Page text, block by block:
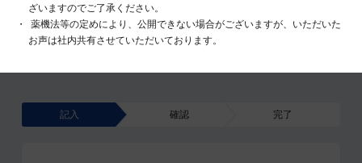
ざいますのでご了承ください。
薬機法等の定めにより、公開できない場合がございますが、いただいた
お声は社内共有させていただいております。
記入 確認 完了